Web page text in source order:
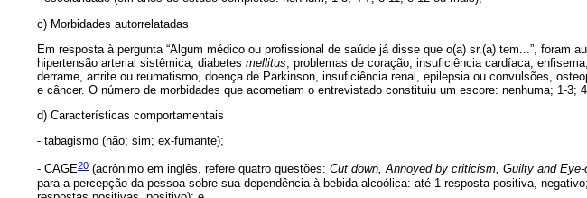
c) Morbidades autorrelatadas
Em resposta à pergunta “Algum médico ou profissional de saúde já disse que o(a) sr.(a) tem...”, foram
hipertensão arterial sistêmica, diabetes mellitus , problemas de coração, insuficiência cardíaca,
derrame, artrite ou reumatismo, doença de Parkinson, insuficiência renal, epilepsia ou convulsões,
e câncer. O número de morbidades que acometiam o entrevistado constituiu um escore: nenhuma; 1-3; 4
d) Características comportamentais
- tabagismo (não; sim; ex-fumante);
- CAGE20 (acrônimo em inglês, refere quatro questões: Cut down, Annoyed by criticism, Guilty and Eye-
para a percepção da pessoa sobre sua dependência à bebida alcoólica: até 1 resposta positiva,